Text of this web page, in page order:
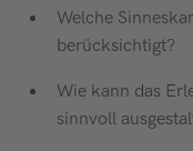
Welche
berücksichtigt?
Wie kann das
sinnvoll